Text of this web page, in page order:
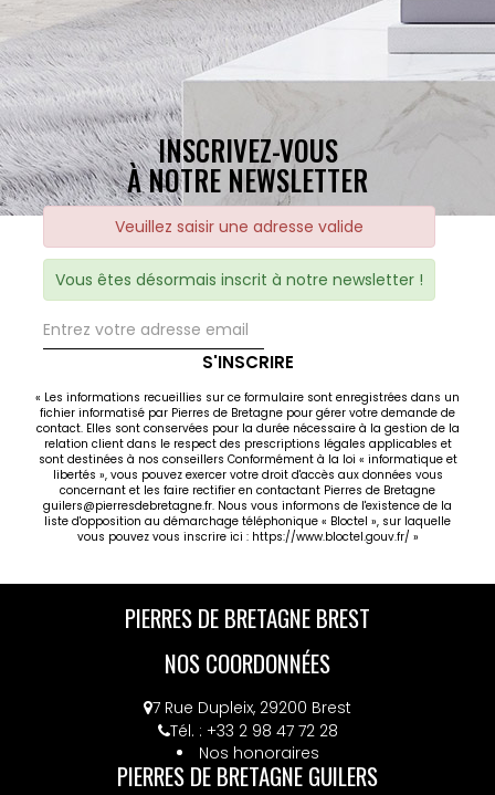
INSCRIVEZ-VOUS
À NOTRE NEWSLETTER
Veuillez saisir une adresse valide
Vous êtes désormais inscrit à notre newsletter !
S'INSCRIRE
« Les informations recueillies sur ce formulaire sont enregistrées dans un
fichier informatisé par Pierres de Bretagne pour gérer votre demande de
contact. Elles sont conservées pour la durée nécessaire à la gestion de la
relation client dans le respect des prescriptions légales applicables et
sont destinées à nos conseillers Conformément à la loi « informatique et
libertés », vous pouvez exercer votre droit d'accès aux données vous
concernant et les faire rectifier en contactant Pierres de Bretagne
guilers@pierresdebretagne.fr. Nous vous informons de l'existence de la
liste d'opposition au démarchage téléphonique « Bloctel », sur laquelle
vous pouvez vous inscrire ici : https://www.bloctel.gouv.fr/ »
PIERRES DE BRETAGNE BREST
NOS COORDONNÉES
7 Rue Dupleix, 29200 Brest
Tél. : +33 2 98 47 72 28
Nos honoraires
PIERRES DE BRETAGNE GUILERS